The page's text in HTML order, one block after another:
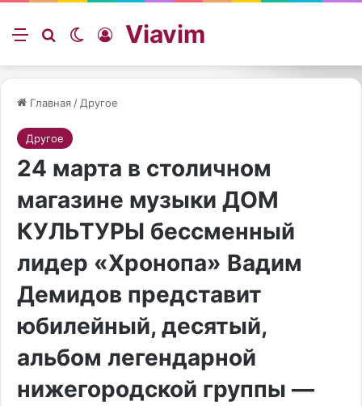
Меню ИскатьSwitch skin
Войти
Viavim
Главная / Другое
Другое
24 марта в столичном
магазине музыки ДОМ
КУЛЬТУРЫ бессменный
лидер «Хронопа» Вадим
Демидов представит
юбилейный, десятый,
альбом легендарной
нижегородской группы —